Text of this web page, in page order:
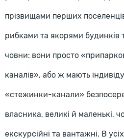
прізвищами перших
рибками та якорями будинків
човни: вони просто
каналів», або ж мають
«стежинки-канали»
власника, великі й маленькі,
екскурсійні та вантажні. В